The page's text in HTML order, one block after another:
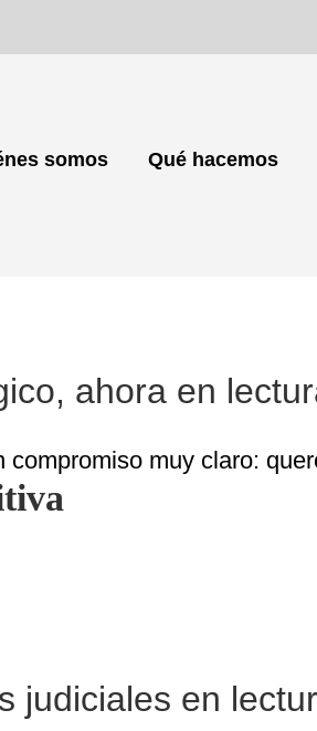
somos Qué hacemos
ahora en
muy claro:
judiciales en